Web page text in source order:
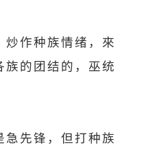
炒作种族情绪，來
族的团结的，巫统
急先锋，但打种族